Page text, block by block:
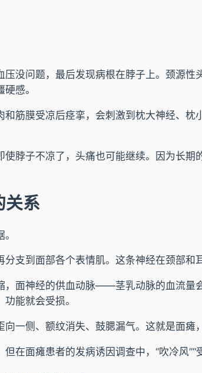
没问题，最后发现病根在脖子上。颈源
感。
筋膜受凉后痉挛，会刺激到枕大神经、
脖子不凉了，头痛也可能继续。因为长
关系
支到面部各个表情肌。这条神经在颈部和
，面神经的供血动脉——茎乳动脉的血流量
能就会受损。
一侧、额纹消失、鼓腮漏气。这就是面瘫
在面瘫患者的发病诱因调查中，“吹冷风”“